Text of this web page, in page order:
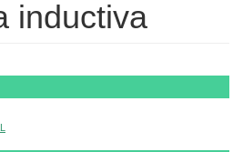
inductiva